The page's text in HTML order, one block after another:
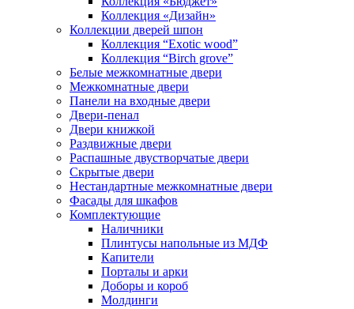
Коллекция «Дизайн»
Коллекции дверей шпон
Коллекция “Exotic wood”
Коллекция “Birch grove”
Белые межкомнатные двери
Межкомнатные двери
Панели на входные двери
Двери-пенал
Двери книжкой
Раздвижные двери
Распашные двустворчатые двери
Скрытые двери
Нестандартные межкомнатные двери
Фасады для шкафов
Комплектующие
Наличники
Плинтусы напольные из МДФ
Капители
Порталы и арки
Доборы и короб
Молдинги